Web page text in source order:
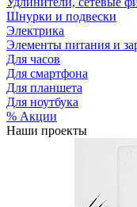
Шнурки и подвески
Электрика
Элементы питания и
Для часов
Для смартфона
Для планшета
Для ноутбука
% Акции
Наши проекты